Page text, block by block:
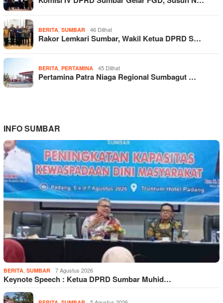
BERITA SUMBAR 46 Dilihat
Rakor Lemkari Sumbar, Wakil Ketua DPRD S…
BERITA PERTAMINA 45 Dilihat
Pertamina Patra Niaga Regional Sumbagut …
INFO SUMBAR
BERITA SUMBAR 7 Agustus 2026
Keynote Speech : Ketua DPRD Sumbar Muhid…